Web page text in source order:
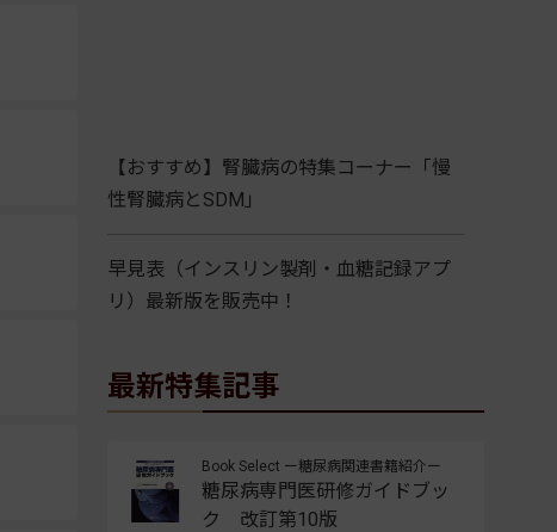
【おすすめ】腎臓病の特集コーナー「慢
性腎臓病とSDM」
早見表（インスリン製剤・血糖記録アプ
リ）最新版を販売中！
最新特集記事
糖尿病専門医研修ガイドブッ
ク 改訂第10版
Book Select ー糖尿病関連書籍紹介ー